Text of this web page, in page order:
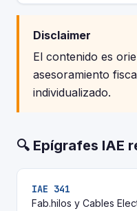
Disclaimer
El contenido es
asesoramiento
individualizado.
🔍 Epígrafes IAE
IAE 341
Fab.hilos y Cables